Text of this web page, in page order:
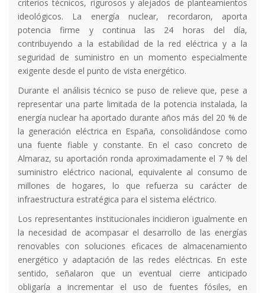
criterios técnicos, rigurosos y alejados de planteamientos
ideológicos. La energía nuclear, recordaron, aporta
potencia firme y continua las 24 horas del día,
contribuyendo a la estabilidad de la red eléctrica y a la
seguridad de suministro en un momento especialmente
exigente desde el punto de vista energético.
Durante el análisis técnico se puso de relieve que, pese a
representar una parte limitada de la potencia instalada, la
energía nuclear ha aportado durante años más del 20 % de
la generación eléctrica en España, consolidándose como
una fuente fiable y constante. En el caso concreto de
Almaraz, su aportación ronda aproximadamente el 7 % del
suministro eléctrico nacional, equivalente al consumo de
millones de hogares, lo que refuerza su carácter de
infraestructura estratégica para el sistema eléctrico.
Los representantes institucionales incidieron igualmente en
la necesidad de acompasar el desarrollo de las energías
renovables con soluciones eficaces de almacenamiento
energético y adaptación de las redes eléctricas. En este
sentido, señalaron que un eventual cierre anticipado
obligaría a incrementar el uso de fuentes fósiles, en